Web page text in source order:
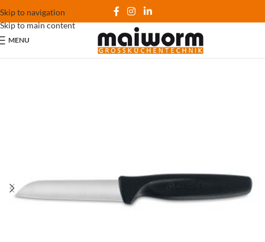
Skip to navigation
Skip to main content
MENU